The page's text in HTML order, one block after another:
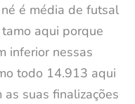
é média de futsal
aqui porque
inferior nessas
todo 14.913 aqui
suas finalizações